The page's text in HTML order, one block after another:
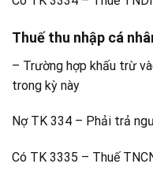
Thuế thu nhập cá
– Trường hợp khấu trừ
trong kỳ này
Nợ TK 334 – Phải trả
Có TK 3335 – Thuế